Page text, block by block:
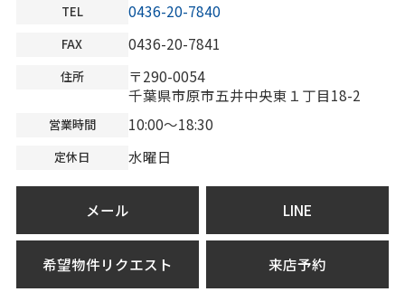
TEL 0436-20-7840
FAX 0436-20-7841
住所
〒290-0054
千葉県市原市五井中央東１丁目18-2
営業時間 10:00～18:30
定休日 水曜日
メール LINE
希望物件リクエスト 来店予約